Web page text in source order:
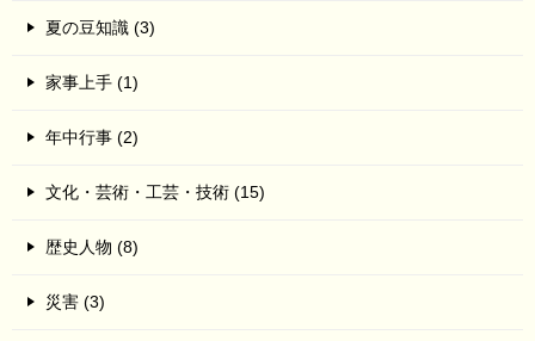
夏の豆知識 (3)
家事上手 (1)
年中行事 (2)
文化・芸術・工芸・技術 (15)
歴史人物 (8)
災害 (3)